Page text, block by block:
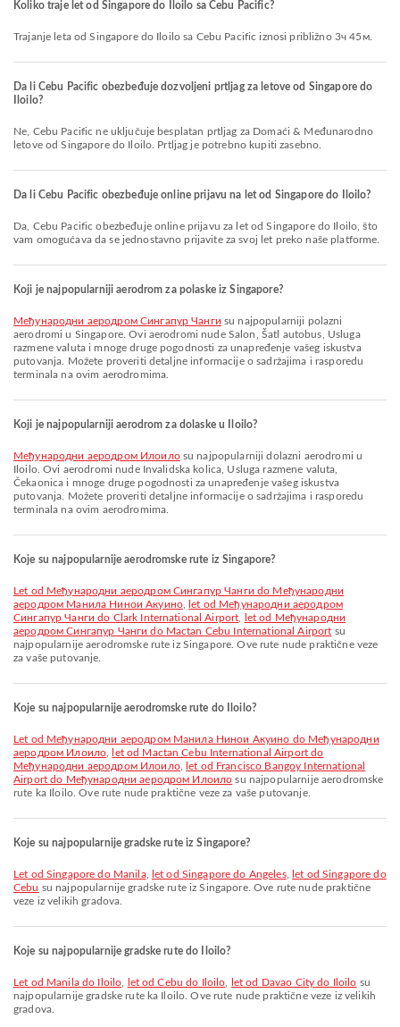
Koliko traje let od Singapore do Iloilo sa Cebu Pacific?
Trajanje leta od Singapore do Iloilo sa Cebu Pacific iznosi približno 3ч 45м.
Da li Cebu Pacific obezbeđuje dozvoljeni prtljag za letove od Singapore do
Iloilo?
Ne, Cebu Pacific ne uključuje besplatan prtljag za Domaći & Međunarodno
letove od Singapore do Iloilo. Prtljag je potrebno kupiti zasebno.
Da li Cebu Pacific obezbeđuje online prijavu na let od Singapore do Iloilo?
Da, Cebu Pacific obezbeđuje online prijavu za let od Singapore do Iloilo, što
vam omogućava da se jednostavno prijavite za svoj let preko naše platforme.
Koji je najpopularniji aerodrom za polaske iz Singapore?
Међународни аеродром Сингапур Чанги su najpopularniji polazni
aerodromi u Singapore. Ovi aerodromi nude Salon, Šatl autobus, Usluga
razmene valuta i mnoge druge pogodnosti za unapređenje vašeg iskustva
putovanja. Možete proveriti detaljne informacije o sadržajima i rasporedu
terminala na ovim aerodromima.
Koji je najpopularniji aerodrom za dolaske u Iloilo?
Међународни аеродром Илоилоsu najpopularniji dolazni aerodromi u
Iloilo. Ovi aerodromi nude Invalidska kolica, Usluga razmene valuta,
Čekaonica i mnoge druge pogodnosti za unapređenje vašeg iskustva
putovanja. Možete proveriti detaljne informacije o sadržajima i rasporedu
terminala na ovim aerodromima.
Koje su najpopularnije aerodromske rute iz Singapore?
let od Међународни аеродром Сингапур Чанги do Међународни
аеродром Манила Нинои Акуино,
let od Међународни аеродром
Сингапур Чанги do Clark International Airport
let od Међународни
аеродром Сингапур Чанги do Mactan Cebu International Airport su
najpopularnije aerodromske rute iz Singapore. Ove rute nude praktične veze
za vaše putovanje.
Koje su najpopularnije aerodromske rute do Iloilo?
let od Међународни аеродром Манила Нинои Акуино do Међународни
аеродром Илоило
let od Mactan Cebu International Airport do
Међународни аеродром Илоило,
let od Francisco Bangoy International
Airport do Међународни аеродром Илоило su najpopularnije aerodromske
rute ka Iloilo. Ove rute nude praktične veze za vaše putovanje.
Koje su najpopularnije gradske rute iz Singapore?
let od Singapore do Manila, let od Singapore do Angeles,
let od Singapore do
Cebu su najpopularnije gradske rute iz Singapore. Ove rute nude praktične
veze iz velikih gradova.
Koje su najpopularnije gradske rute do Iloilo?
let od Manila do Iloilo let od Cebu do Iloilo let od Davao City do Iloilo su
najpopularnije gradske rute ka Iloilo. Ove rute nude praktične veze iz velikih
gradova.